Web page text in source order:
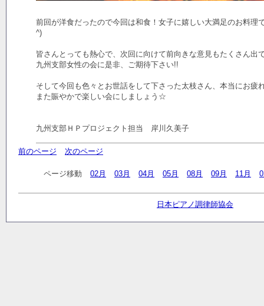
前回が洋食だったので今回は和食！女子に嬉しい大満足のお料理
^)
皆さんとっても熱心で、次回に向けて前向きな意見もたくさん出
九州支部女性の会に是非、ご期待下さい!!
そして今回も色々とお世話をして下さった太枝さん、本当にお疲
また賑やかで楽しい会にしましょう☆
九州支部ＨＰプロジェクト担当 岸川久美子
前のページ 次のページ
ページ移動 02月 03月 04月 05月 08月 09月 11月
日本ピアノ調律師協会